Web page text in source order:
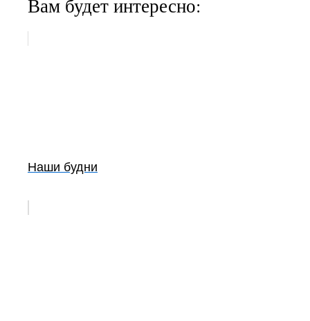
Вам будет интересно:
Наши будни